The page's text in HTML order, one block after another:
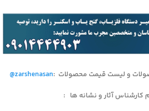
و لیست قیمت محصولات :
@zarshenasan
کارشناس آثار و نشانه ها :